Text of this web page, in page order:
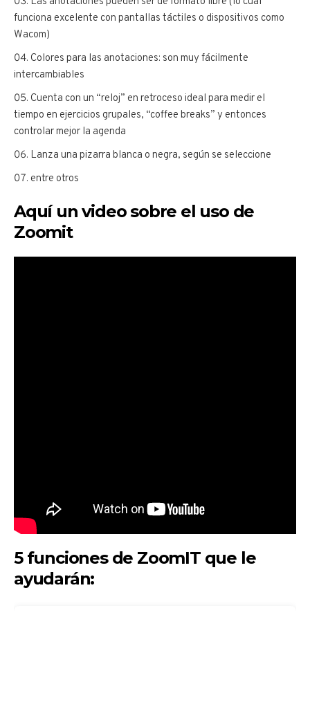
funciona excelente con pantallas táctiles o dispositivos como
Wacom)
Colores para las anotaciones: son muy fácilmente
intercambiables
Cuenta con un “reloj” en retroceso ideal para medir el
tiempo en ejercicios grupales, “coffee breaks” y entonces
controlar mejor la agenda
Lanza una pizarra blanca o negra, según se seleccione
entre otros
Aquí un video sobre el uso de
Zoomit
5 funciones de ZoomIT que le
ayudarán: